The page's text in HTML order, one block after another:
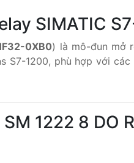
SIMATIC
0XB0) là mô-đun mở
S7-1200, phù hợp với
1222 8 DO